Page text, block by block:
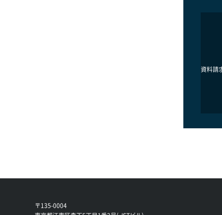
資料請
〒135-0004